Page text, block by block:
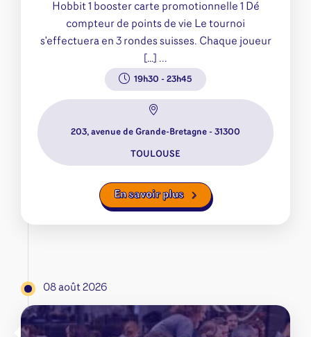
Hobbit 1 booster carte promotionnelle 1 Dé
compteur de points de vie Le tournoi
s'effectuera en 3 rondes suisses. Chaque joueur
[…] ...
19h30 - 23h45
203, avenue de Grande-Bretagne - 31300
TOULOUSE
En savoir plus
08 août 2026